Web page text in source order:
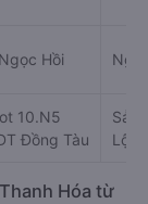
Hồi
10.N5
Đồng Tàu
Lộ
Hóa từ